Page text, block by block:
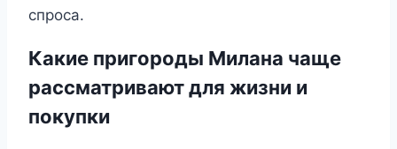
спроса.
Какие пригороды Милана чаще
рассматривают для жизни и
покупки